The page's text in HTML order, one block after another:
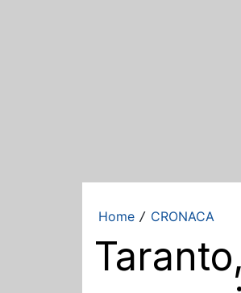
Home / CRONACA